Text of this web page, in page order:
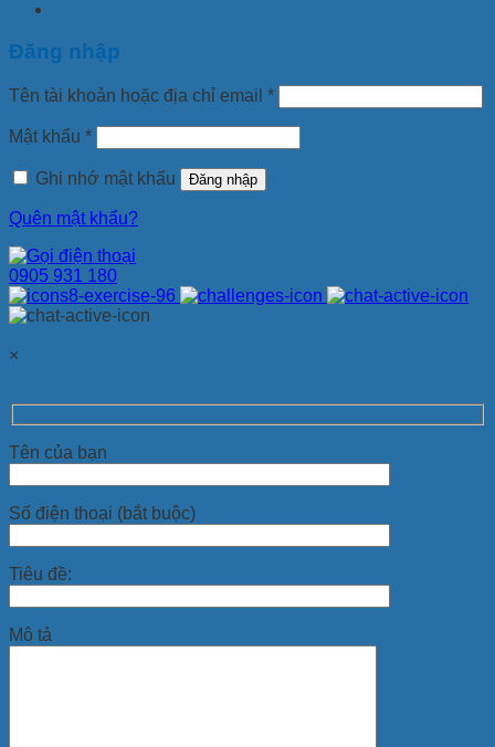
Đăng nhập
Tên tài khoản hoặc địa chỉ email *
Mật khẩu *
Ghi nhớ mật khẩu Đăng nhập
Quên mật khẩu?
0905 931 180
×
Tên của bạn
Số điện thoại (bắt buộc)
Tiêu đề:
Mô tả